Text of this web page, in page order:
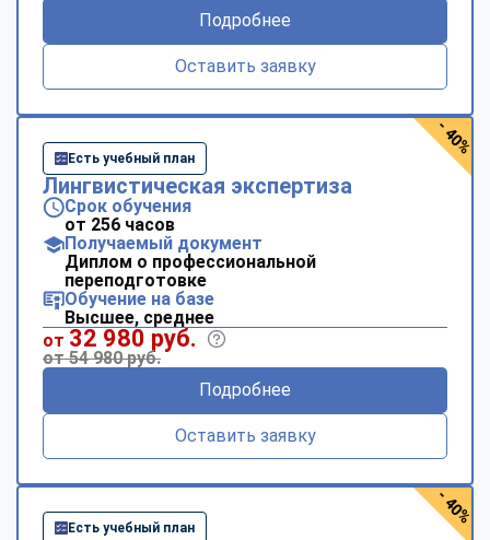
Подробнее
Оставить заявку
Есть учебный план
Лингвистическая экспертиза
Срок обучения
от 256 часов
Получаемый документ
Диплом о профессиональной
переподготовке
Обучение на базе
Высшее, среднее
от 32 980 руб.
от 54 980 руб.
Подробнее
Оставить заявку
- 40%
Есть учебный план
- 40%